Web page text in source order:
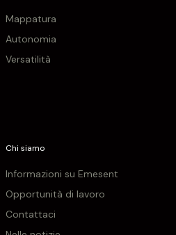
Mappatura
Autonomia
Versatilità
Chi siamo
Informazioni su Emesent
Opportunità di lavoro
Contattaci